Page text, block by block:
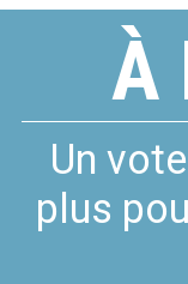
À
Un
plus